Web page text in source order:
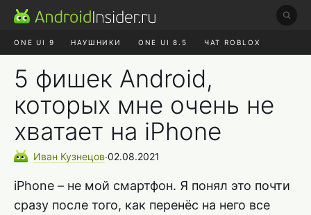
ONE UI 9 НАУШНИКИ ONE UI 8.5 ЧАТ ROBLOX
5 фишек Android,
которых мне очень не
хватает на iPhone
Иван Кузнецов∙02.08.2021
iPhone – не мой смартфон. Я понял это почти
сразу после того, как перенёс на него все